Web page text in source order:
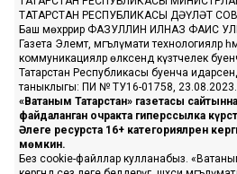
ТАТАРСТАН РЕСПУБЛИКАСЫ ДӘҮЛӘТ
Баш мөхәррир ФАЗУЛЛИН ИЛНАЗ ФАИС
Газета Элемтә, мәгълүмати технологияләр
коммуникацияләр өлкәсендә күзәтчелек
Татарстан Республикасы буенча идарәсендә
таныклыгы: ПИ № ТУ16-01758, 23.08.2023.
«Ватаным Татарстан» газетасы
файдаланган очракта гиперссылка
Әлеге ресурста 16+ категорияләренә
мөмкин.
Без cookie-файллар кулланабыз.